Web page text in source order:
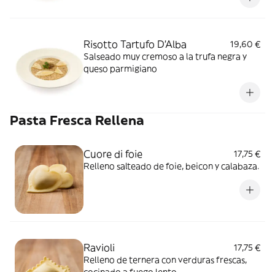
Risotto Tartufo D'Alba
19,60 €
Salseado muy cremoso a la trufa negra y
queso parmigiano
Pasta Fresca Rellena
Cuore di foie
17,75 €
Relleno salteado de foie, beicon y calabaza.
Ravioli
17,75 €
Relleno de ternera con verduras frescas,